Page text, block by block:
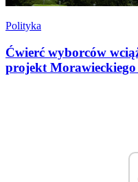
Polityka
Ćwierć wyborców
projekt Morawieckiego